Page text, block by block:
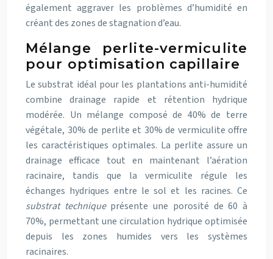
également aggraver les problèmes d’humidité en
créant des zones de stagnation d’eau.
Mélange perlite-vermiculite
pour optimisation capillaire
Le substrat idéal pour les plantations anti-humidité
combine drainage rapide et rétention hydrique
modérée. Un mélange composé de 40% de terre
végétale, 30% de perlite et 30% de vermiculite offre
les caractéristiques optimales. La perlite assure un
drainage efficace tout en maintenant l’aération
racinaire, tandis que la vermiculite régule les
échanges hydriques entre le sol et les racines. Ce
substrat technique présente une porosité de 60 à
70%, permettant une circulation hydrique optimisée
depuis les zones humides vers les systèmes
racinaires.